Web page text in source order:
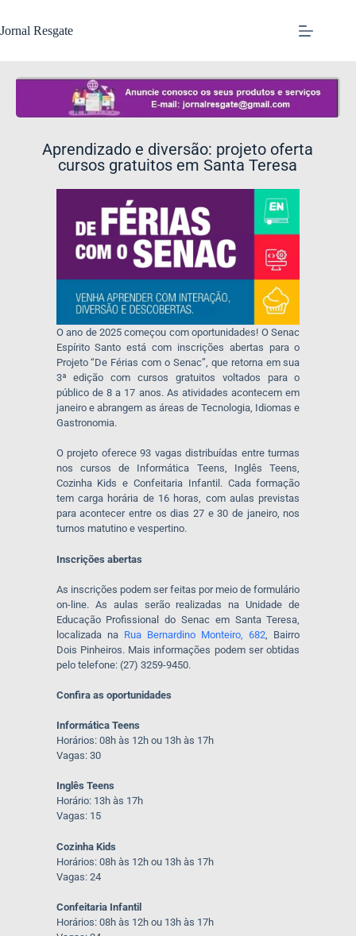
Jornal Resgate
Aprendizado e diversão: projeto oferta
cursos gratuitos em Santa Teresa
O ano de 2025 começou com oportunidades! O Senac
Espírito Santo está com inscrições abertas para o
Projeto “De Férias com o Senac”, que retorna em sua
3ª edição com cursos gratuitos voltados para o
público de 8 a 17 anos. As atividades acontecem em
janeiro e abrangem as áreas de Tecnologia, Idiomas e
Gastronomia.
O projeto oferece 93 vagas distribuídas entre turmas
nos cursos de Informática Teens, Inglês Teens,
Cozinha Kids e Confeitaria Infantil. Cada formação
tem carga horária de 16 horas, com aulas previstas
para acontecer entre os dias 27 e 30 de janeiro, nos
turnos matutino e vespertino.
Inscrições abertas
As inscrições podem ser feitas por meio de formulário
on-line. As aulas serão realizadas na Unidade de
Educação Profissional do Senac em Santa Teresa,
localizada na Rua Bernardino Monteiro, 682 , Bairro
Dois Pinheiros. Mais informações podem ser obtidas
pelo telefone: (27) 3259-9450.
Confira as oportunidades
Informática Teens
Horários: 08h às 12h ou 13h às 17h
Vagas: 30
Inglês Teens
Horário: 13h às 17h
Vagas: 15
Cozinha Kids
Horários: 08h às 12h ou 13h às 17h
Vagas: 24
Confeitaria Infantil
Horários: 08h às 12h ou 13h às 17h